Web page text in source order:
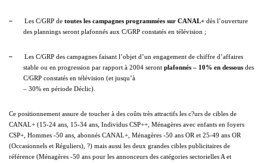
– Les C/GRP de toutes les campagnes programmées sur CANAL+ dès l’ouverture
des plannings seront plafonnés aux C/GRP constatés en télévision ;
–
Les C/GRP des campagnes faisant l’objet d’un engagement de chiffre d’affaires
stable ou en progression par rapport à 2004 seront plafonnés – 10% en dessous des
C/GRP constatés en télévision (et jusqu’à
– 30% en période Déclic).
Ce positionnement assure de toucher à des coûts très attractifs les c?urs de cibles de
CANAL+ (15-24 ans, 15-34 ans, Individus CSP++, Ménagères avec enfants en foyers
CSP+, Hommes -50 ans, abonnés CANAL+, Ménagères -50 ans OR et 25-49 ans OR
(Occasionnels et Réguliers), ?) mais aussi les deux grandes cibles publicitaires de
référence (Ménagères -50 ans pour les annonceurs des catégories sectorielles A et